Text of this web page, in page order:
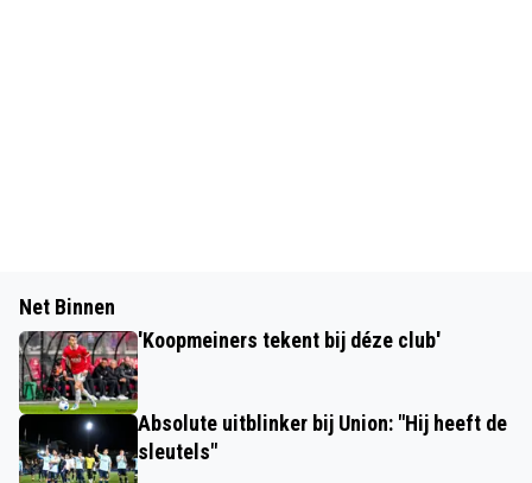
Net Binnen
'Koopmeiners tekent bij déze club'
Absolute uitblinker bij Union: "Hij heeft de
sleutels"